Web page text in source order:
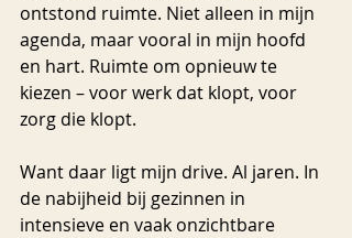
ontstond ruimte. Niet alleen in mijn
agenda, maar vooral in mijn hoofd
en hart. Ruimte om opnieuw te
kiezen – voor werk dat klopt, voor
zorg die klopt.
Want daar ligt mijn drive. Al jaren. In
de nabijheid bij gezinnen in
intensieve en vaak onzichtbare